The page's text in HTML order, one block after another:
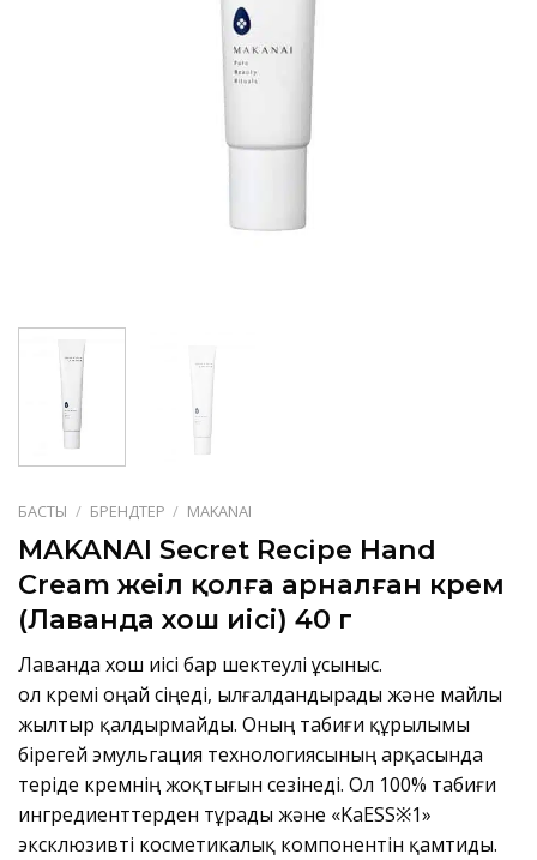
БАСТЫ / БРЕНДТЕР / MAKANAI
MAKANAI Secret Recipe Hand
Cream жеңіл қолға арналған крем
(Лаванда хош иісі) 40 г
Лаванда хош иісі бар шектеулі ұсыныс.
Қол кремі оңай сіңеді, ылғалдандырады және майлы
жылтыр қалдырмайды. Оның табиғи құрылымы
бірегей эмульгация технологиясының арқасында
теріде кремнің жоқтығын сезінеді. Ол 100% табиғи
ингредиенттерден тұрады және «KaESS※1»
эксклюзивті косметикалық компонентін қамтиды.